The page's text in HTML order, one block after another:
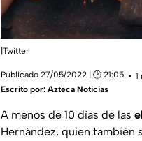
|Twitter
Publicado 27/05/2022 | 🕑 21:05
1
Escrito por: Azteca Noticias
A menos de 10 días de las
Hernández, quien también